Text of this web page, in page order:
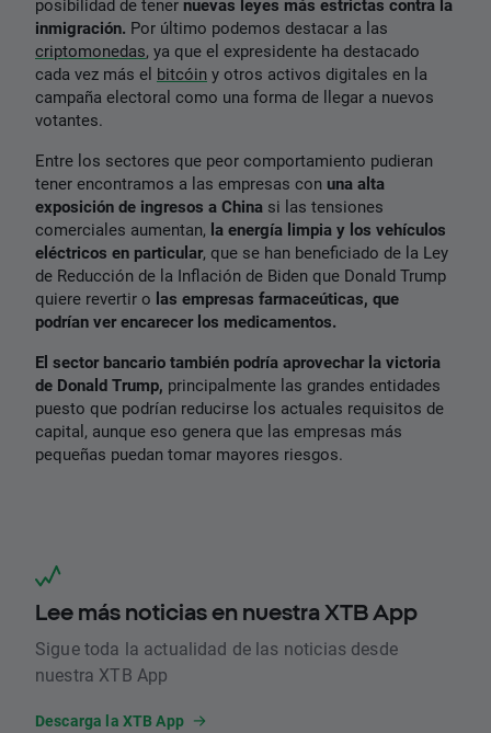
posibilidad de tener nuevas leyes más estrictas contra la
inmigración. Por último podemos destacar a las
criptomonedas, ya que el expresidente ha destacado
cada vez más el bitcóin y otros activos digitales en la
campaña electoral como una forma de llegar a nuevos
votantes.
Entre los sectores que peor comportamiento pudieran
tener encontramos a las empresas con una alta
exposición de ingresos a China si las tensiones
comerciales aumentan, la energía limpia y los vehículos
eléctricos en particular, que se han beneficiado de la Ley
de Reducción de la Inflación de Biden que Donald Trump
quiere revertir o las empresas farmaceúticas, que
podrían ver encarecer los medicamentos.
El sector bancario también podría aprovechar la victoria
de Donald Trump, principalmente las grandes entidades
puesto que podrían reducirse los actuales requisitos de
capital, aunque eso genera que las empresas más
pequeñas puedan tomar mayores riesgos.
Lee más noticias en nuestra XTB App
Sigue toda la actualidad de las noticias desde
nuestra XTB App
Descarga la XTB App